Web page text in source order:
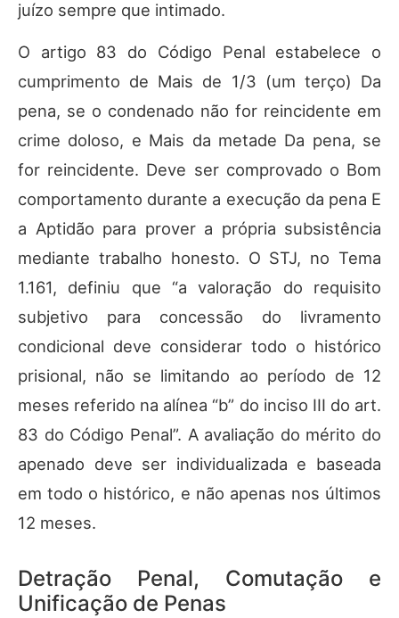
juízo sempre que intimado.
O artigo 83 do Código Penal estabelece o
cumprimento de Mais de 1/3 (um terço) Da
pena, se o condenado não for reincidente em
crime doloso, e Mais da metade Da pena, se
for reincidente. Deve ser comprovado o Bom
comportamento durante a execução da pena E
a Aptidão para prover a própria subsistência
mediante trabalho honesto. O STJ, no Tema
1.161, definiu que “a valoração do requisito
subjetivo para concessão do livramento
condicional deve considerar todo o histórico
prisional, não se limitando ao período de 12
meses referido na alínea “b” do inciso III do art.
83 do Código Penal”. A avaliação do mérito do
apenado deve ser individualizada e baseada
em todo o histórico, e não apenas nos últimos
12 meses.
Detração Penal, Comutação e
Unificação de Penas